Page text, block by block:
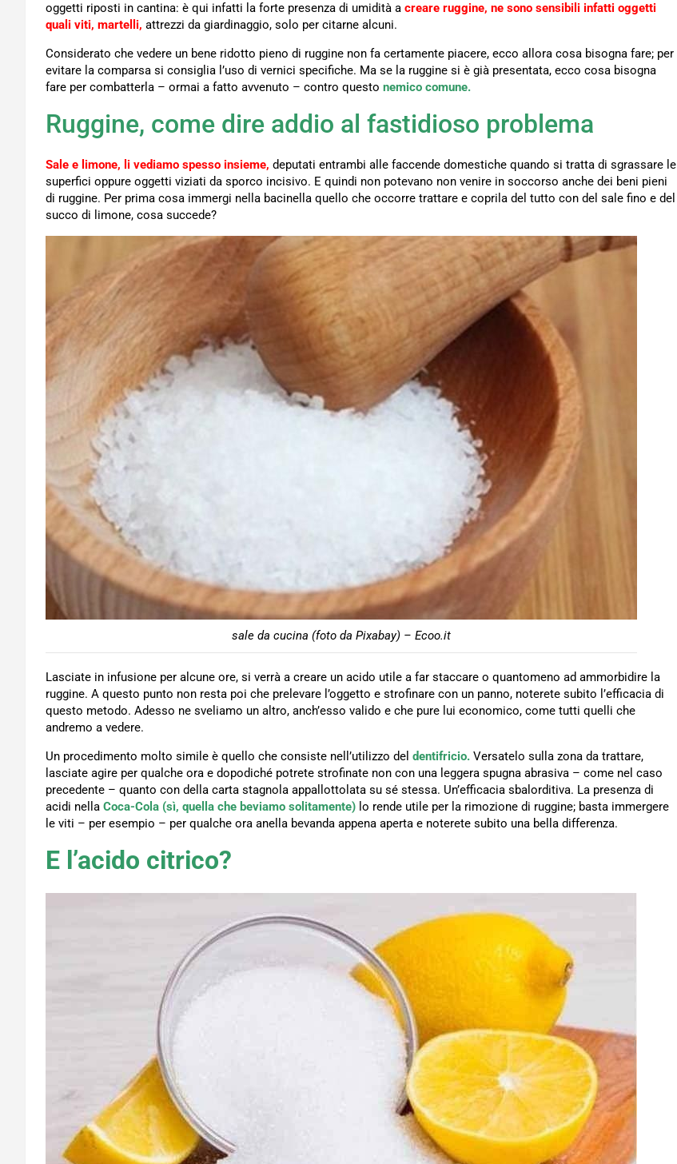
oggetti riposti in cantina: è qui infatti la forte presenza di umidità a creare ruggine, ne sono sensibili infatti oggetti
quali viti, martelli, attrezzi da giardinaggio, solo per citarne alcuni.
Considerato che vedere un bene ridotto pieno di ruggine non fa certamente piacere, ecco allora cosa bisogna fare; per
evitare la comparsa si consiglia l’uso di vernici specifiche. Ma se la ruggine si è già presentata, ecco cosa bisogna
fare per combatterla – ormai a fatto avvenuto – contro questo nemico comune.
Ruggine, come dire addio al fastidioso problema
Sale e limone, li vediamo spesso insieme, deputati entrambi alle faccende domestiche quando si tratta di sgrassare le
superfici oppure oggetti viziati da sporco incisivo. E quindi non potevano non venire in soccorso anche dei beni pieni
di ruggine. Per prima cosa immergi nella bacinella quello che occorre trattare e coprila del tutto con del sale fino e del
succo di limone, cosa succede?
sale da cucina (foto da Pixabay) – Ecoo.it
Lasciate in infusione per alcune ore, si verrà a creare un acido utile a far staccare o quantomeno ad ammorbidire la
ruggine. A questo punto non resta poi che prelevare l’oggetto e strofinare con un panno, noterete subito l’efficacia di
questo metodo. Adesso ne sveliamo un altro, anch’esso valido e che pure lui economico, come tutti quelli che
andremo a vedere.
Un procedimento molto simile è quello che consiste nell’utilizzo del dentifricio. Versatelo sulla zona da trattare,
lasciate agire per qualche ora e dopodiché potrete strofinate non con una leggera spugna abrasiva – come nel caso
precedente – quanto con della carta stagnola appallottolata su sé stessa. Un’efficacia sbalorditiva. La presenza di
acidi nella Coca-Cola (sì, quella che beviamo solitamente) lo rende utile per la rimozione di ruggine; basta immergere
le viti – per esempio – per qualche ora anella bevanda appena aperta e noterete subito una bella differenza.
E l’acido citrico?